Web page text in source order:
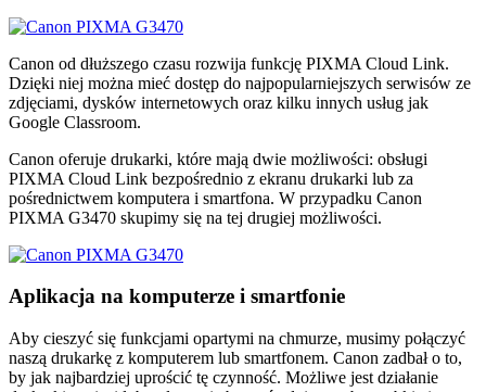
Canon od dłuższego czasu rozwija funkcję PIXMA Cloud Link.
Dzięki niej można mieć dostęp do najpopularniejszych serwisów ze
zdjęciami, dysków internetowych oraz kilku innych usług jak
Google Classroom.
Canon oferuje drukarki, które mają dwie możliwości: obsługi
PIXMA Cloud Link bezpośrednio z ekranu drukarki lub za
pośrednictwem komputera i smartfona. W przypadku Canon
PIXMA G3470 skupimy się na tej drugiej możliwości.
Aplikacja na komputerze i smartfonie
Aby cieszyć się funkcjami opartymi na chmurze, musimy połączyć
naszą drukarkę z komputerem lub smartfonem. Canon zadbał o to,
by jak najbardziej uprościć tę czynność. Możliwe jest działanie